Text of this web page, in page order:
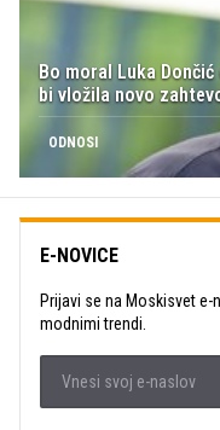
Bo moral Luka
bi vložila novo
ODNOSI
E-NOVICE
Prijavi se na Moskisvet
modnimi trendi.